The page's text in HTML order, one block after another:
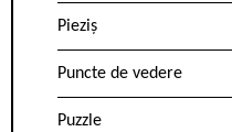
Pieziș
Puncte de vedere
Puzzle